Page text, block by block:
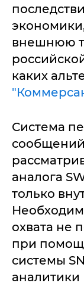
внешнюю
каких
Система
аналога
только
охвата не
при
системы